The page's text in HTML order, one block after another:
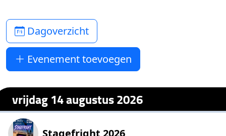
Dagoverzicht
Evenement toevoegen
vrijdag 14 augustus 2026